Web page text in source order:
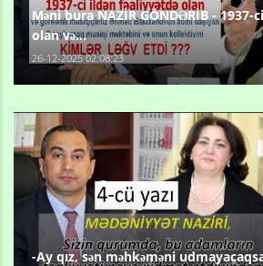
Məni bura NAZİR GÖNDƏRİB - 1937-
olan və...
26-12-2025 02:08:23
-Ay qız, sən məhkəməni